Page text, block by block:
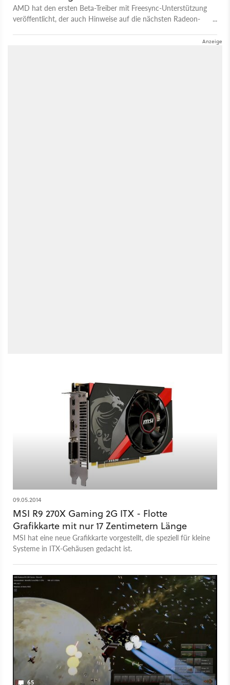
AMD hat den ersten Beta-Treiber mit Freesync-Unterstützung
veröffentlicht, der auch Hinweise auf die nächsten Radeon-
09.05.2014
MSI R9 270X Gaming 2G ITX - Flotte
Grafikkarte mit nur 17 Zentimetern Länge
MSI hat eine neue Grafikkarte vorgestellt, die speziell für kleine
Systeme in ITX-Gehäusen gedacht ist.
65